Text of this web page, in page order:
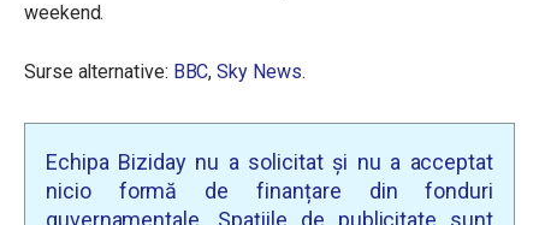
weekend.
Surse alternative: BBC,Sky News.
Echipa Biziday nu a solicitat și nu a acceptat
nicio formă de finanțare din fonduri
guvernamentale. Spațiile de publicitate sunt